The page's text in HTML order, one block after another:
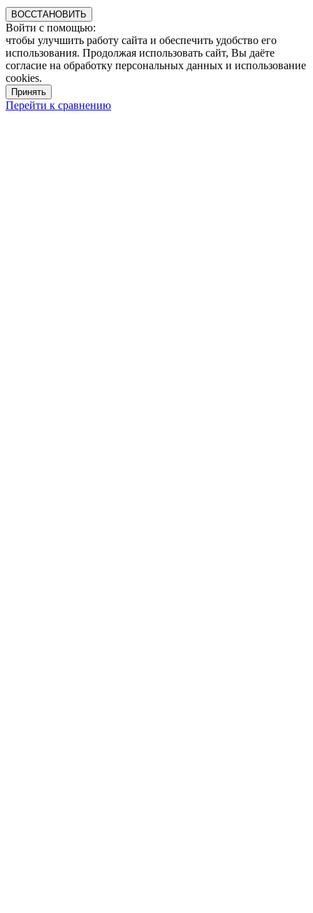
ВОССТАНОВИТЬ
Войти с помощью:
чтобы улучшить работу сайта и обеспечить удобство его
использования. Продолжая использовать сайт, Вы даёте
согласие на обработку персональных данных и использование
cookies.
Принять
Перейти к сравнению